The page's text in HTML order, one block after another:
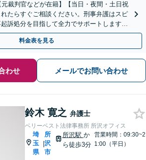
元裁判官などが在籍】【当日・夜間・土日祝
たらすぐご相談ください。刑事弁護はスピ
訴処分を目指して全力でサポートします。
料金表を見る
わせ メールでお問い合わせ
鈴木 寛之 弁護士
ベリーベスト法律事務所 所沢オフィス
埼
玉
県
|
所
沢
市
所沢駅 か
ら徒歩3分
営業時間：09:30~2
1:00（平日）